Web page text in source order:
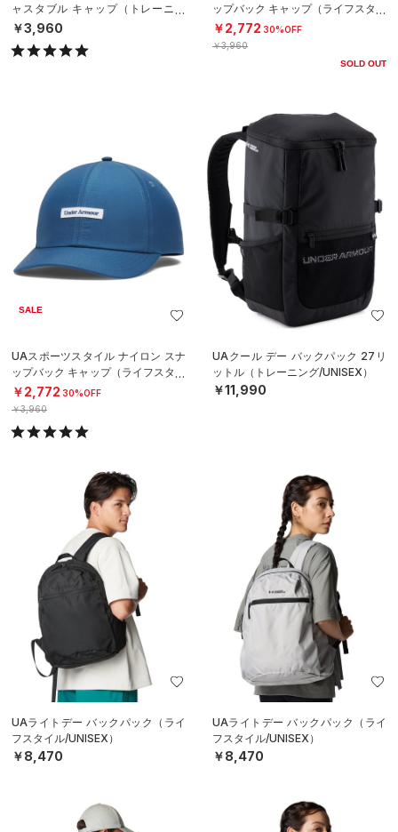
ャスタブル キャップ（トレーニン
グ/MEN）
￥3,960
ップバック キャップ（ライフスタイ
ル/MEN）
￥2,772 30%OFF
￥3,960
SOLD OUT
SALE
UAスポーツスタイル ナイロン スナ
ップバック キャップ（ライフスタイ
ル/MEN）
￥2,772 30%OFF
￥3,960
UAクール デー バックパック 27リ
ットル（トレーニング/UNISEX）
￥11,990
UAライトデー バックパック（ライ
フスタイル/UNISEX）
￥8,470
UAライトデー バックパック（ライ
フスタイル/UNISEX）
￥8,470